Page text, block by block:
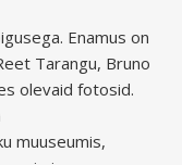
Enamus on
Tarangu, Bruno
olevaid fotosid.
muuseumis,